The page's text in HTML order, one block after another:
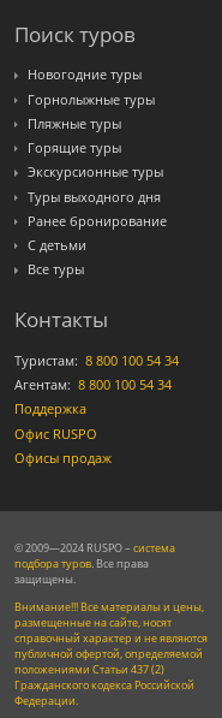
Поиск туров
Новогодние туры
Горнолыжные туры
Пляжные туры
Горящие туры
Экскурсионные туры
Туры выходного дня
Ранее бронирование
С детьми
Все туры
Контакты
Туристам: 8 800 100 54 34
Агентам: 8 800 100 54 34
Поддержка
Офис RUSPO
Офисы продаж
© 2009—2024 RUSPO – система
подбора туров. Все права
защищены.
Внимание!!! Все материалы и цены,
размещенные на сайте, носят
справочный характер и не являются
публичной офертой, определяемой
положениями Статьи 437 (2)
Гражданского кодекса Российской
Федерации.